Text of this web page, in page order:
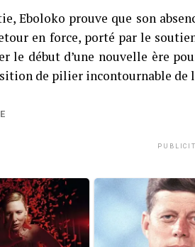
Eboloko prouve que son
en force, porté par le
le début d’une nouvelle ère
de pilier incontournable de